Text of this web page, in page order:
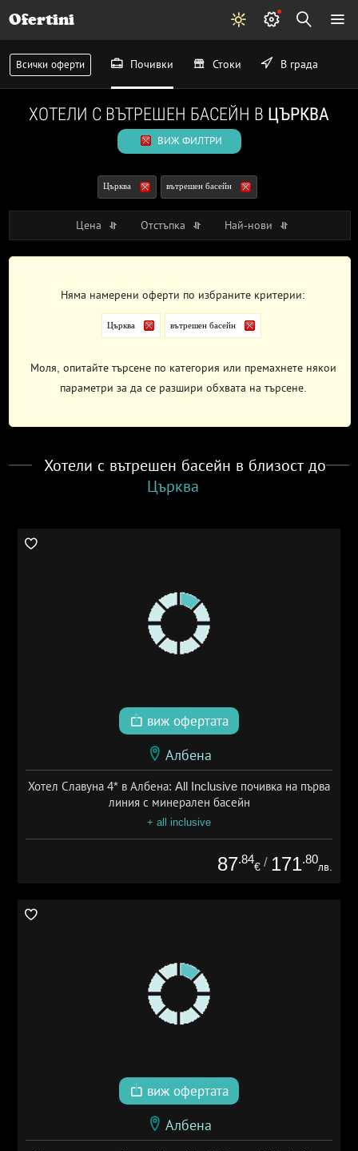
Ofertini
Всички оферти Почивки Стоки В града
ХОТЕЛИ С ВЪТРЕШЕН БАСЕЙН В ЦЪРКВА
ВИЖ ФИЛТРИ
Църква вътрешен басейн
Цена Отстъпка Най-нови
Няма намерени оферти по избраните критерии:
Църква вътрешен басейн
Моля, опитайте търсене по категория или премахнете някои
параметри за да се разшири обхвата на търсене.
Хотели с вътрешен басейн в близост до
Църква
виж офертата
Албена
Хотел Славуна 4* в Албена: All Inclusive почивка на първа
линия с минерален басейн
+ all inclusive
87.84
€ / 171.80
лв.
виж офертата
Албена